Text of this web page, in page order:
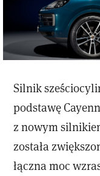
Silnik
podstawę
z nowym
została
łączna moc